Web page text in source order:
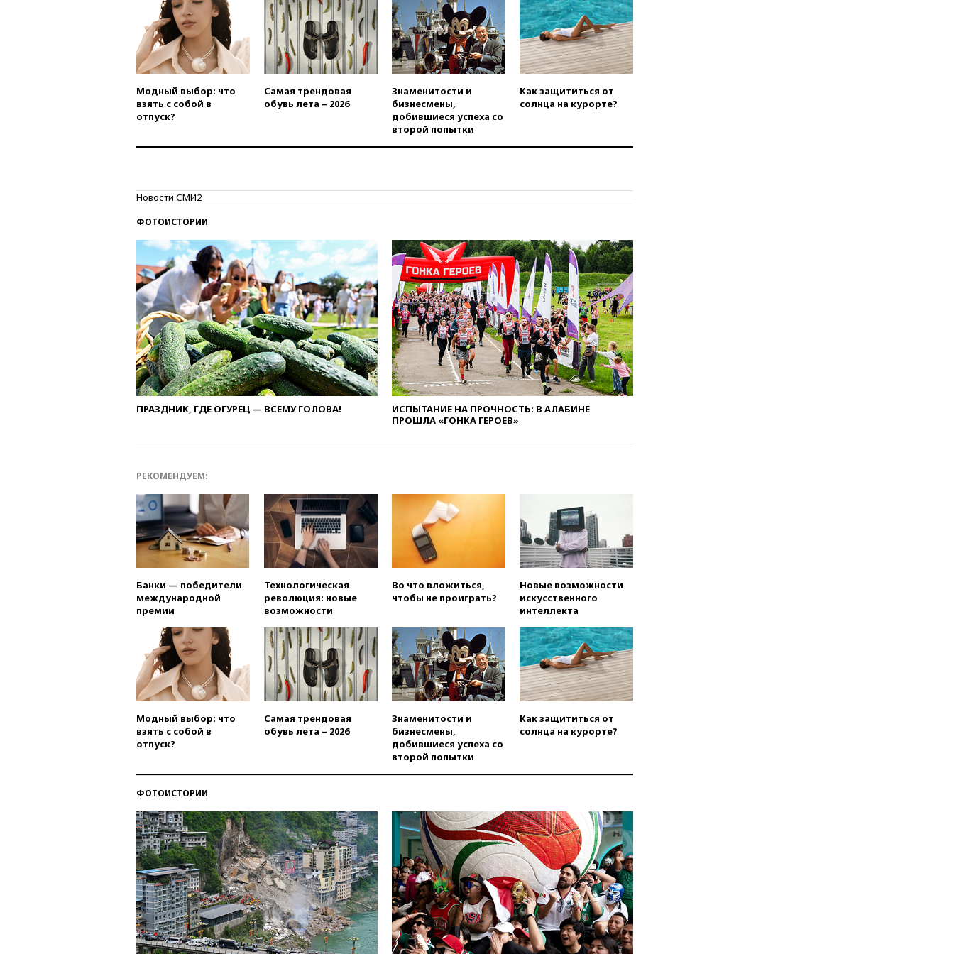
вчера, 23:23«Спартак»
разгромил «Оренбург» в
Кубке России
вчера, 23:00Пост Дмитриева в
X о миграционном кризисе в
Сеуте набрал миллион
просмотров
вчера, 22:49
означает прекращения
вчера, 22:35Семь грузовых
вагонов сошли с рельсов в
вчера, 22:22Минфин: в июле
выросли нефтегазовые
доходы российского бюджета
вчера, 22:15Аксаков: ЦБ
согласовал первый стандарт
исламского банкинга
вчера, 21:43Организаторы
«Интервидения»
подтвердили, что конкурс
пройдет в Саудовской Аравии
вчера, 21:35Машков: в РФ
подготовили концепцию
развития театрального
экологических классов
вчера, 21:15
Путин обсудил с
Машковым 150-летие Союза
театральных деятелей
вчера, 20:47Newsweek:
47 из 50 штатов США
вчера, 20:35 ПВО за 12 часов
сбила 200 украинских
беспилотников
вчера, 20:20Третий комплект
золотых медалей выиграли на
ЧЕ российские синхронистки
главы «Уралдронзавода»
после взрыва ничего не
угрожает
снова отключилось
вчера, 20:00Зеленский связал
дефицит ракет с попыткой
Запада принудить Киев к
уступкам
вчера, 19:45 Памфилова: ЦИК
примет беспрецедентные
меры безопасности во время
выборов
вчера, 19:35Памфилова
сообщила об омоложении
Модный выбор: что
взять с собой в
отпуск?
Самая трендовая
обувь лета – 2026
Знаменитости и
бизнесмены,
добившиеся успеха со
второй попытки
Как защититься от
солнца на курорте?
Новости СМИ2
ФОТОИСТОРИИ
ПРАЗДНИК, ГДЕ ОГУРЕЦ — ВСЕМУ ГОЛОВА!
ИСПЫТАНИЕ НА ПРОЧНОСТЬ: В АЛАБИНЕ
ПРОШЛА «ГОНКА ГЕРОЕВ»
РЕКОМЕНДУЕМ:
Банки — победители
международной
премии
Технологическая
революция: новые
возможности
Во что вложиться,
чтобы не проиграть?
Новые возможности
искусственного
интеллекта
Модный выбор: что
взять с собой в
отпуск?
Самая трендовая
обувь лета – 2026
Знаменитости и
бизнесмены,
добившиеся успеха со
второй попытки
Как защититься от
солнца на курорте?
ФОТОИСТОРИИ